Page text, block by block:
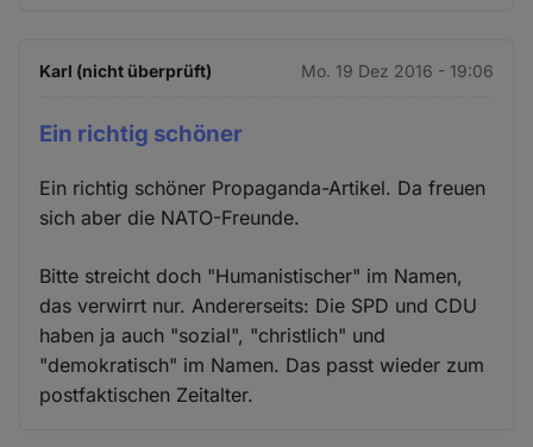
Karl (nicht überprüft) Mo. 19 Dez 2016 - 19:06
Ein richtig schöner
Ein richtig schöner Propaganda-Artikel. Da freuen
sich aber die NATO-Freunde.
Bitte streicht doch "Humanistischer" im Namen,
das verwirrt nur. Andererseits: Die SPD und CDU
haben ja auch "sozial", "christlich" und
"demokratisch" im Namen. Das passt wieder zum
postfaktischen Zeitalter.